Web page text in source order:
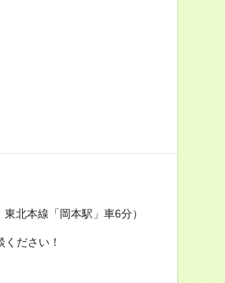
北本線「岡本駅」車6分）
ださい！